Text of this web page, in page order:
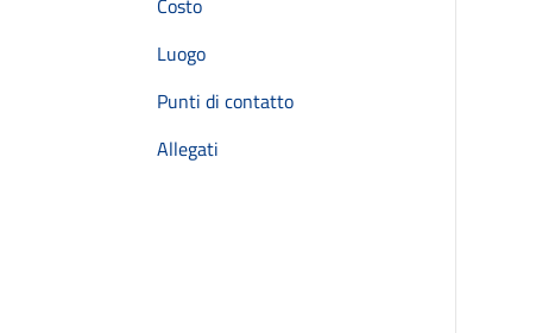
Costo
Luogo
Punti di contatto
Allegati